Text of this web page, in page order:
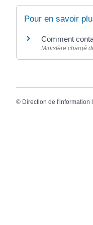
Pour en savoir
Comment
Ministère chargé
© Direction de l'information